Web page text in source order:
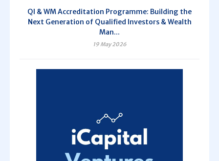
QI & WM Accreditation Programme: Building the
Next Generation of Qualified Investors & Wealth
Man...
19 May 2026